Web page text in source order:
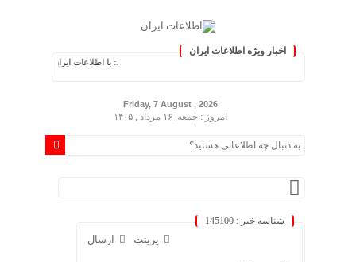
اخبار ویژه اطلاعات ایران
.: با اطلاعات ایران، اطلاعات خود را به‌روز
Friday, 7 August , 2026
امروز : جمعه, ۱۶ مرداد , ۱۴۰۵
شناسه خبر : 145100
ارسال پرینت